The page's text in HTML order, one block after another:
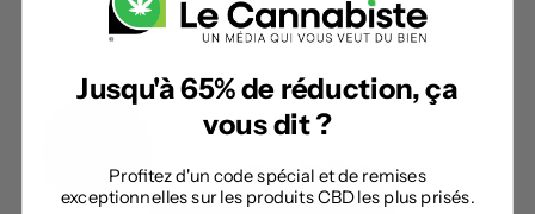
Jusqu'à 65% de réduction, ça
vous dit ?
Profitez d'un code spécial et de remises
exceptionnelles sur les produits CBD les plus prisés.